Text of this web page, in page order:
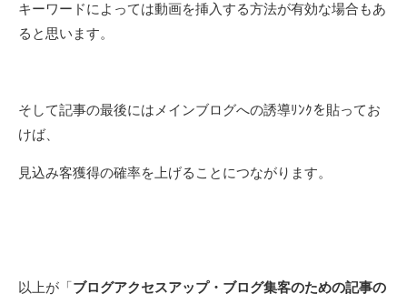
キーワードによっては動画を挿入する方法が有効な場合もあ
ると思います。
そして記事の最後にはメインブログへの誘導ﾘﾝｸを貼ってお
けば、
見込み客獲得の確率を上げることにつながります。
以上が「ブログアクセスアップ・ブログ集客のための記事の